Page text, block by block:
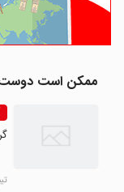
ممکن است دوست